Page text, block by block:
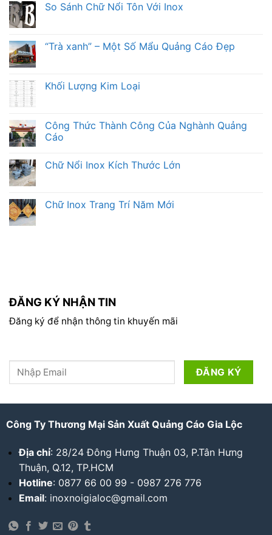
So Sánh Chữ Nổi Tôn Với Inox
“Trà xanh” – Một Số Mẩu Quảng Cáo Đẹp
Khối Lượng Kim Loại
Công Thức Thành Công Của Nghành Quảng
Cáo
Chữ Nổi Inox Kích Thước Lớn
Chữ Inox Trang Trí Năm Mới
ĐĂNG KÝ NHẬN TIN
Đăng ký để nhận thông tin khuyến mãi
Công Ty Thương Mại Sản Xuất Quảng Cáo Gia Lộc
Địa chỉ: 28/24 Đông Hưng Thuận 03, P.Tân Hưng
Thuận, Q.12, TP.HCM
Hotline: 0877 66 00 99 - 0987 276 776
Email: inoxnoigialoc@gmail.com